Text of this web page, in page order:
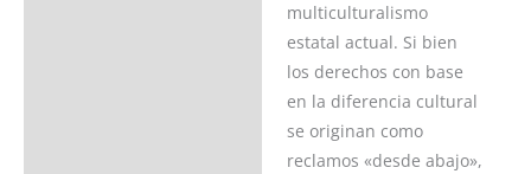
multiculturalismo
estatal actual. Si bien
los derechos con base
en la diferencia cultural
se originan como
reclamos «desde abajo»,